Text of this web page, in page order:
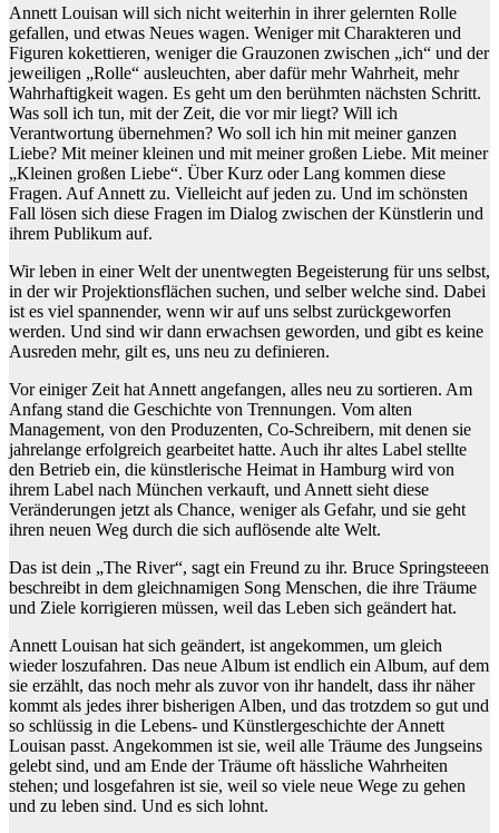
Annett Louisan will sich nicht weiterhin in ihrer gelernten Rolle
gefallen, und etwas Neues wagen. Weniger mit Charakteren und
Figuren kokettieren, weniger die Grauzonen zwischen „ich“ und der
jeweiligen „Rolle“ ausleuchten, aber dafür mehr Wahrheit, mehr
Wahrhaftigkeit wagen. Es geht um den berühmten nächsten Schritt.
Was soll ich tun, mit der Zeit, die vor mir liegt? Will ich
Verantwortung übernehmen? Wo soll ich hin mit meiner ganzen
Liebe? Mit meiner kleinen und mit meiner großen Liebe. Mit meiner
„Kleinen großen Liebe“. Über Kurz oder Lang kommen diese
Fragen. Auf Annett zu. Vielleicht auf jeden zu. Und im schönsten
Fall lösen sich diese Fragen im Dialog zwischen der Künstlerin und
ihrem Publikum auf.
Wir leben in einer Welt der unentwegten Begeisterung für uns selbst,
in der wir Projektionsflächen suchen, und selber welche sind. Dabei
ist es viel spannender, wenn wir auf uns selbst zurückgeworfen
werden. Und sind wir dann erwachsen geworden, und gibt es keine
Ausreden mehr, gilt es, uns neu zu definieren.
Vor einiger Zeit hat Annett angefangen, alles neu zu sortieren. Am
Anfang stand die Geschichte von Trennungen. Vom alten
Management, von den Produzenten, Co-Schreibern, mit denen sie
jahrelange erfolgreich gearbeitet hatte. Auch ihr altes Label stellte
den Betrieb ein, die künstlerische Heimat in Hamburg wird von
ihrem Label nach München verkauft, und Annett sieht diese
Veränderungen jetzt als Chance, weniger als Gefahr, und sie geht
ihren neuen Weg durch die sich auflösende alte Welt.
Das ist dein „The River“, sagt ein Freund zu ihr. Bruce Springsteeen
beschreibt in dem gleichnamigen Song Menschen, die ihre Träume
und Ziele korrigieren müssen, weil das Leben sich geändert hat.
Annett Louisan hat sich geändert, ist angekommen, um gleich
wieder loszufahren. Das neue Album ist endlich ein Album, auf dem
sie erzählt, das noch mehr als zuvor von ihr handelt, dass ihr näher
kommt als jedes ihrer bisherigen Alben, und das trotzdem so gut und
so schlüssig in die Lebens- und Künstlergeschichte der Annett
Louisan passt. Angekommen ist sie, weil alle Träume des Jungseins
gelebt sind, und am Ende der Träume oft hässliche Wahrheiten
stehen; und losgefahren ist sie, weil so viele neue Wege zu gehen
und zu leben sind. Und es sich lohnt.